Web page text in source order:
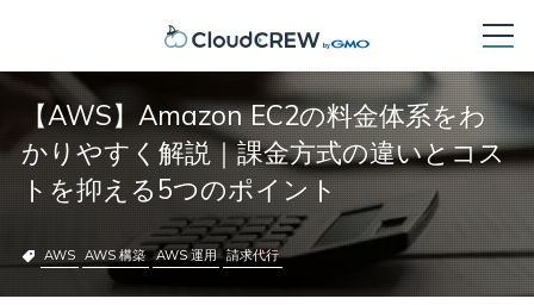
【AWS】Amazon EC2の料金体系をわ
かりやすく解説｜課金方式の違いとコス
トを抑える5つのポイント
AWS AWS 構築 AWS 運用 請求代行